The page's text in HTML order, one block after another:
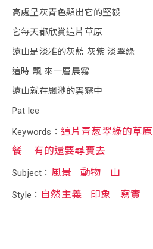
高處呈灰青色顯出它的堅毅
它每天都欣賞這片草原
遠山是淡雅的灰藍 灰紫 淡翠綠
這時 飄 來一層晨霧
遠山就在飄渺的雲霧中
Pat lee
Keywords： 這片青葱翠綠的草原
餐
有的還要尋寶去
Subject： 風景 動物 山
Style： 自然主義 印象 寫實